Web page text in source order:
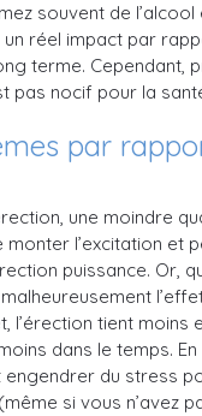
souvent de l’alcool
un réel impact par
terme. Cependant,
pas nocif pour la
par
une moindre
l’excitation et
puissance. Or,
l’érection tient moins
dans le temps.
engendrer du stress
si vous n’avez